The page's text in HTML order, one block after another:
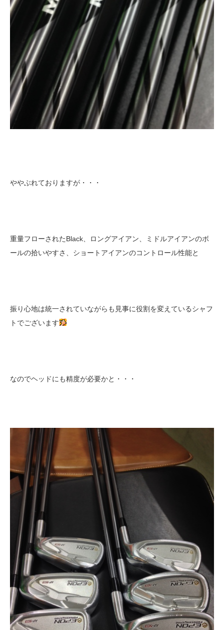
ややぶれておりますが・・・
重量フローされたBlack、ロングアイアン、ミドルアイアンのボ
ールの拾いやすさ、ショートアイアンのコントロール性能と
振り心地は統一されていながらも見事に役割を変えているシャフ
トでございます
なのでヘッドにも精度が必要かと・・・